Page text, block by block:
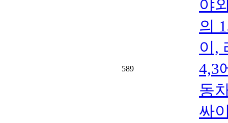
589
야
의
이,
4,3
동
싸